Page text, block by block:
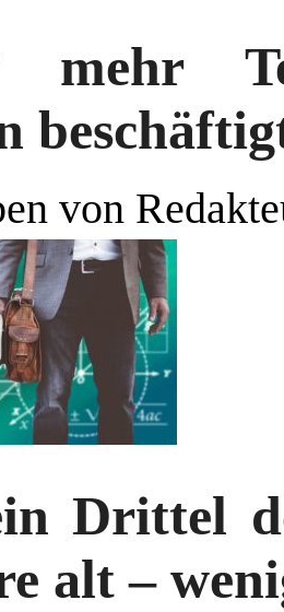
mehr
von
Drittel
alt –